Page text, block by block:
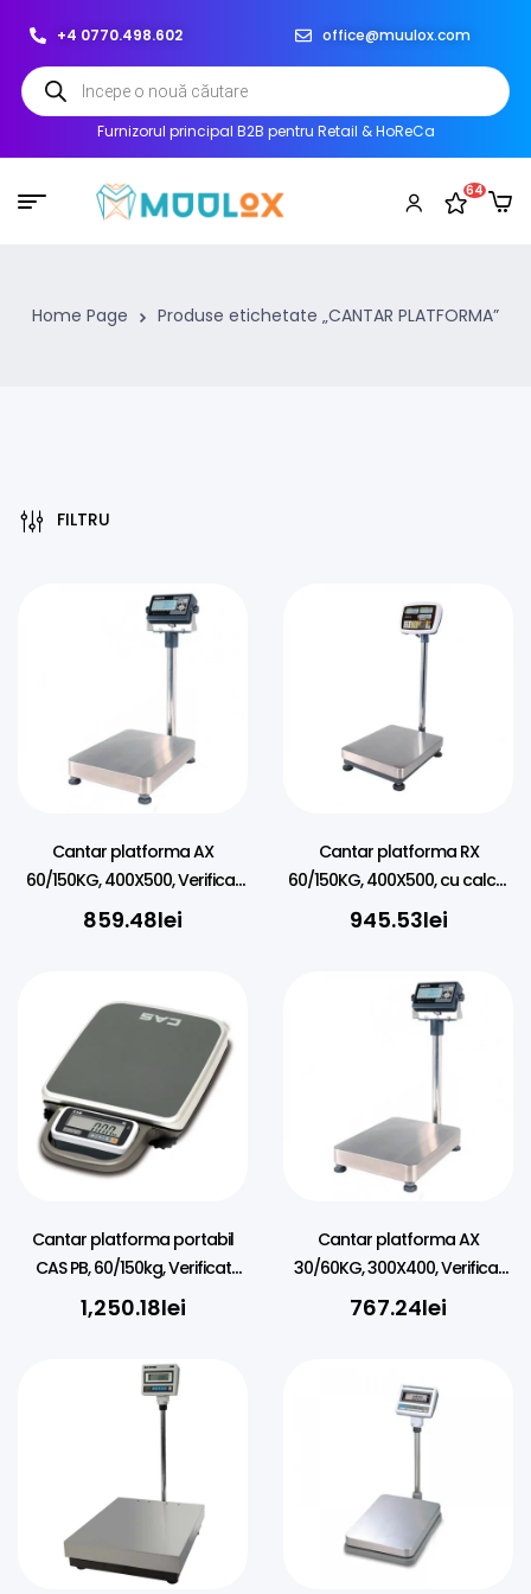
+4 0770.498.602 office@muulox.com
Furnizorul principal B2B pentru Retail & HoReCa
64
Home Page Produse etichetate „CANTAR PLATFORMA”
FILTRU
Cantar platforma AX
60/150KG, 400X500, Verificat
metrologic
859.48lei
Cantar platforma RX
60/150KG, 400X500, cu calcul
pret, Verificat metrologic
945.53lei
Cantar platforma portabil
CAS PB, 60/150kg, Verificat
metrologic
1,250.18lei
Cantar platforma AX
30/60KG, 300X400, Verificat
metrologic
767.24lei